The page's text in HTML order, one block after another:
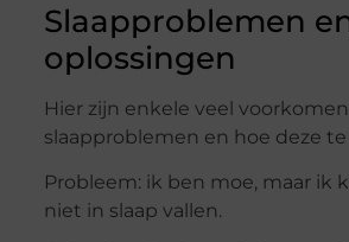
Slaapproblemen
oplossingen
Hier zijn enkele veel
slaapproblemen en hoe deze
Probleem: ik ben moe, maar ik
niet in slaap vallen.